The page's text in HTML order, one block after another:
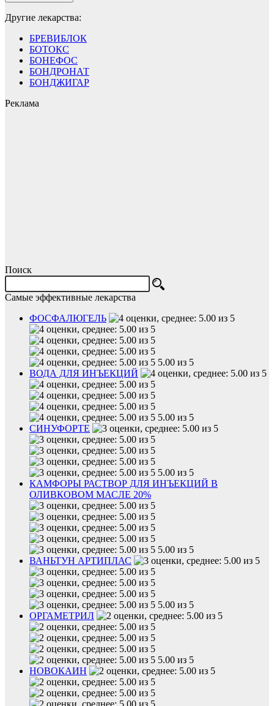
Другие лекарства:
БРЕВИБЛОК
БОТОКС
БОНЕФОС
БОНДРОНАТ
БОНДЖИГАР
Реклама
Поиск
Самые эффективные лекарства
ФОСФАЛЮГЕЛЬ
5.00 из 5
ВОДА ДЛЯ ИНЪЕКЦИЙ
5.00 из 5
СИНУФОРТЕ
5.00 из 5
КАМФОРЫ РАСТВОР ДЛЯ ИНЪЕКЦИЙ В
ОЛИВКОВОМ МАСЛЕ 20%
5.00 из 5
ВАНЬТУН АРТИПЛАС
5.00 из 5
ОРГАМЕТРИЛ
5.00 из 5
НОВОКАИН